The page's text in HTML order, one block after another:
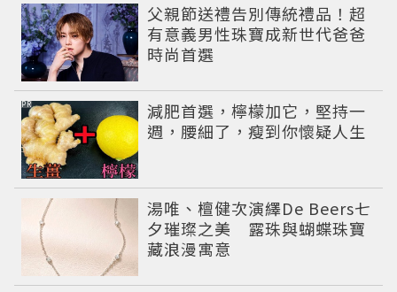
父親節送禮告別傳統禮品！超
有意義男性珠寶成新世代爸爸
時尚首選
減肥首選，檸檬加它，堅持一
週，腰細了，瘦到你懷疑人生
PR
湯唯、檀健次演繹De Beers七
夕璀璨之美 露珠與蝴蝶珠寶
藏浪漫寓意